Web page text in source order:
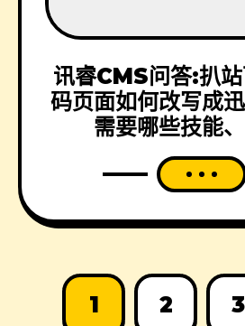
讯睿CMS问答:扒
码页面如何改写成迅
需要哪些技能
1 2 3